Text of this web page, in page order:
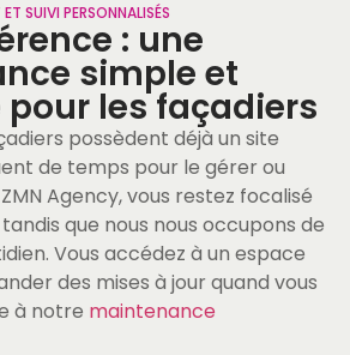
SUIVI PERSONNALISÉS
: une
simple et
les façadiers
possèdent déjà un site
de temps pour le gérer ou
Agency, vous restez focalisé
que nous nous occupons de
Vous accédez à un espace
des mises à jour quand vous
à notre maintenance